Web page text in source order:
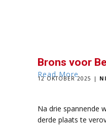
Read More
Brons voor
12 OKTOBER 2025
Na drie spannende
derde plaats te